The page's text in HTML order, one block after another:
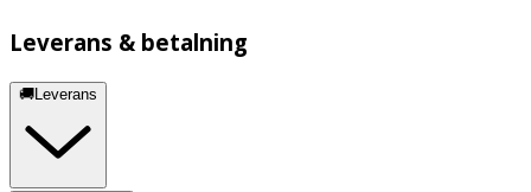
Leverans & betalning
🚚Leverans